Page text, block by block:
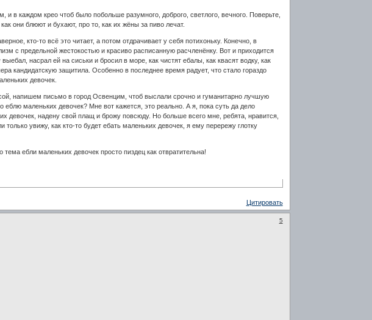
в каждом крео чтоб было побольше разумного, доброго, светлого, вечного. Поверьте,
они блюют и бухают, про то, как их жёны за пиво лечат.
кто-то всё это читает, а потом отдрачивает у себя потихоньку. Конечно, в
с предельной жестокостью и красиво расписанную расчленёнку. Вот и приходится
насрал ей на сиськи и бросил в море, как чистят ебалы, как квасят водку, как
кандидатскую защитила. Особенно в последнее время радует, что стало гораздо
девочек.
напишем письмо в город Освенцим, чтоб выслали срочно и гуманитарно лучшую
еблю маленьких девочек? Мне вот кажется, это реально. А я, пока суть да дело
девочек, надену свой плащ и брожу повсюду. Но больше всего мне, ребята, нравится,
увижу, как кто-то будет ебать маленьких девочек, я ему перережу глотку
ебли маленьких девочек просто пиздец как отвратительна!
Цитировать
5